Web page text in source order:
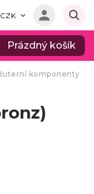
CZK
Prázdný košík
komponenty